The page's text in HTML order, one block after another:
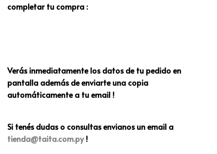
completar tu compra :
Verás inmediatamente los datos de tu pedido en
pantalla además de enviarte una copia
automáticamente a tu email !
Si tenés dudas o consultas envianos un email a
tienda@taita.com.py!